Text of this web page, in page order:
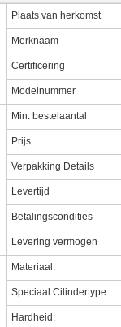
Plaats van herkomst
Merknaam
Certificering
Modelnummer
Min. bestelaantal
Prijs
Verpakking Details
Levertijd
Betalingscondities
Levering vermogen
Materiaal:
Speciaal Cilindertype:
Hardheid: